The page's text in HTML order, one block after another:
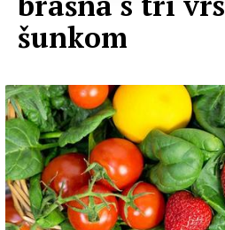
šunkom